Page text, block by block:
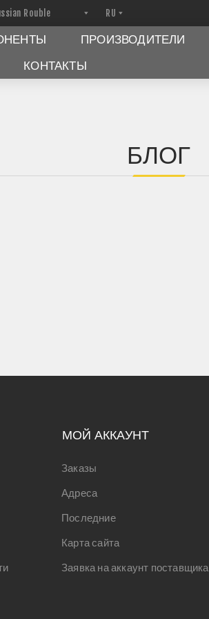
ПРОИЗВОДИТЕЛИ
КОНТАКТЫ
БЛОГ
МОЙ АККАУНТ
Заказы
Адреса
Последние
Карта сайта
Заявка на аккаунт поставщика